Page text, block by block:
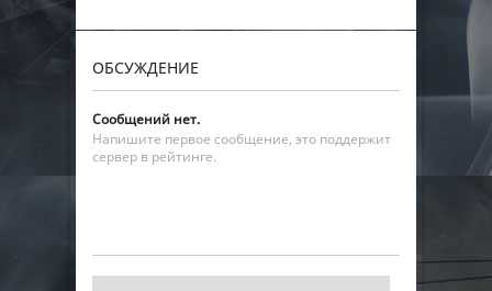
ОБСУЖДЕНИЕ
Сообщений нет.
Напишите первое сообщение, это поддержит
сервер в рейтинге.